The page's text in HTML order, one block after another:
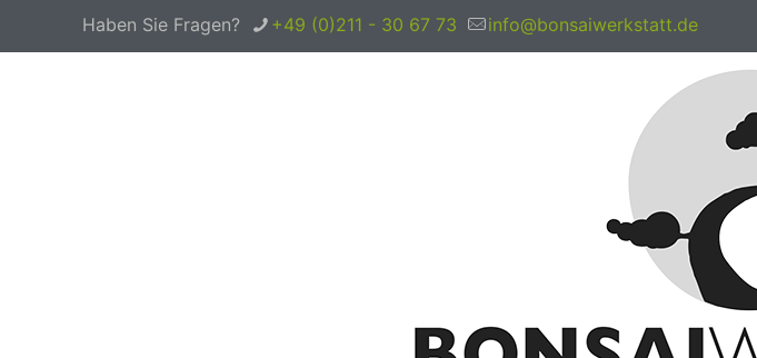
Haben Sie Fragen? +49 (0)211 - 30 67 73 info@bonsaiwerkstatt.de